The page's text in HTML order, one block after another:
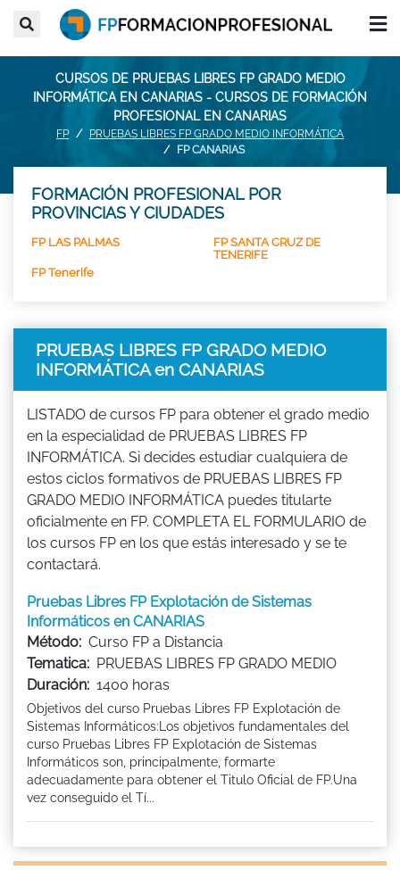
CURSOS DE PRUEBAS LIBRES FP GRADO MEDIO
INFORMÁTICA EN CANARIAS - CURSOS DE FORMACIÓN
PROFESIONAL EN CANARIAS
FP
PRUEBAS LIBRES FP GRADO MEDIO INFORMÁTICA
FP CANARIAS
FORMACIÓN PROFESIONAL POR
PROVINCIAS Y CIUDADES
FP LAS PALMAS
FP SANTA CRUZ DE
TENERIFE
FP Tenerife
PRUEBAS LIBRES FP GRADO MEDIO
INFORMÁTICA en CANARIAS
LISTADO de cursos FP para obtener el grado medio
en la especialidad de PRUEBAS LIBRES FP
INFORMÁTICA. Si decides estudiar cualquiera de
estos ciclos formativos de PRUEBAS LIBRES FP
GRADO MEDIO INFORMÁTICA puedes titularte
oficialmente en FP. COMPLETA EL FORMULARIO de
los cursos FP en los que estás interesado y se te
contactará.
Pruebas Libres FP Explotación de Sistemas
Informáticos en CANARIAS
Método: Curso FP a Distancia
Tematica: PRUEBAS LIBRES FP GRADO MEDIO
Duración: 1400 horas
Objetivos del curso Pruebas Libres FP Explotación de
Sistemas Informáticos:Los objetivos fundamentales del
curso Pruebas Libres FP Explotación de Sistemas
Informáticos son, principalmente, formarte
adecuadamente para obtener el Titulo Oficial de FP.Una
vez conseguido el Tí...